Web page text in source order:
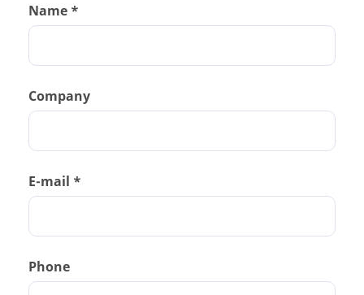
Name *
Company
E-mail *
Phone